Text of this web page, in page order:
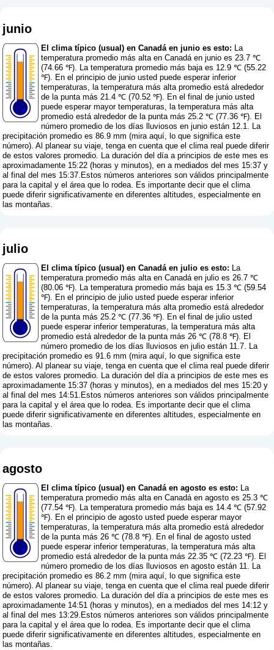
junio
El clima típico (usual) en Canadá en junio es esto: La
temperatura promedio más alta en Canadá en junio es 23.7 ℃
(74.66 ℉). La temperatura promedio más baja es 12.9 ℃ (55.22
℉). En el principio de junio usted puede esperar inferior
temperaturas, la temperatura más alta promedio está alrededor
de la punta más 21.4 ℃ (70.52 ℉). En el final de junio usted
puede esperar mayor temperaturas, la temperatura más alta
promedio está alrededor de la punta más 25.2 ℃ (77.36 ℉). El
número promedio de los días lluviosos en junio están 12.1. La
precipitación promedio es 86.9 mm (mira aquí, lo que significa este
número). Al planear su viaje, tenga en cuenta que el clima real puede diferir
de estos valores promedio. La duración del día a principios de este mes es
aproximadamente 15:22 (horas y minutos), en a mediados del mes 15:37 y
al final del mes 15:37.Estos números anteriores son válidos principalmente
para la capital y el área que lo rodea. Es importante decir que el clima
puede diferir significativamente en diferentes altitudes, especialmente en
las montañas.
julio
El clima típico (usual) en Canadá en julio es esto: La
temperatura promedio más alta en Canadá en julio es 26.7 ℃
(80.06 ℉). La temperatura promedio más baja es 15.3 ℃ (59.54
℉). En el principio de julio usted puede esperar inferior
temperaturas, la temperatura más alta promedio está alrededor
de la punta más 25.2 ℃ (77.36 ℉). En el final de julio usted
puede esperar inferior temperaturas, la temperatura más alta
promedio está alrededor de la punta más 26 ℃ (78.8 ℉). El
número promedio de los días lluviosos en julio están 11.7. La
precipitación promedio es 91.6 mm (mira aquí, lo que significa este
número). Al planear su viaje, tenga en cuenta que el clima real puede diferir
de estos valores promedio. La duración del día a principios de este mes es
aproximadamente 15:37 (horas y minutos), en a mediados del mes 15:20 y
al final del mes 14:51.Estos números anteriores son válidos principalmente
para la capital y el área que lo rodea. Es importante decir que el clima
puede diferir significativamente en diferentes altitudes, especialmente en
las montañas.
agosto
El clima típico (usual) en Canadá en agosto es esto: La
temperatura promedio más alta en Canadá en agosto es 25.3 ℃
(77.54 ℉). La temperatura promedio más baja es 14.4 ℃ (57.92
℉). En el principio de agosto usted puede esperar mayor
temperaturas, la temperatura más alta promedio está alrededor
de la punta más 26 ℃ (78.8 ℉). En el final de agosto usted
puede esperar inferior temperaturas, la temperatura más alta
promedio está alrededor de la punta más 22.35 ℃ (72.23 ℉). El
número promedio de los días lluviosos en agosto están 11. La
precipitación promedio es 86.2 mm (mira aquí, lo que significa este
número). Al planear su viaje, tenga en cuenta que el clima real puede diferir
de estos valores promedio. La duración del día a principios de este mes es
aproximadamente 14:51 (horas y minutos), en a mediados del mes 14:12 y
al final del mes 13:29.Estos números anteriores son válidos principalmente
para la capital y el área que lo rodea. Es importante decir que el clima
puede diferir significativamente en diferentes altitudes, especialmente en
las montañas.